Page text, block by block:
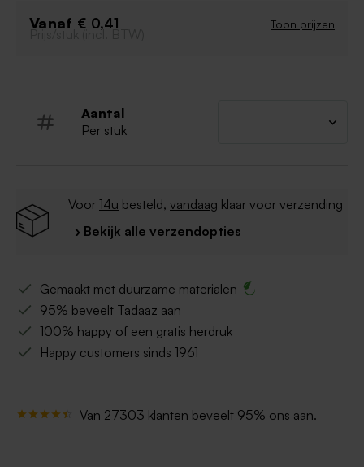
bijpassende uitnodigingen en versiering!
Vanaf € 0,41 Toon prijzen
Prijs/stuk (incl. BTW)
Aantal
Per stuk
Voor 14u besteld, vandaag klaar voor verzending
› Bekijk alle verzendopties
Gemaakt met duurzame materialen
95% beveelt Tadaaz aan
100% happy of een gratis herdruk
Happy customers sinds 1961
Van 27303 klanten beveelt 95% ons aan.